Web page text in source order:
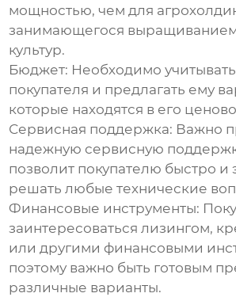
мощностью, чем для
занимающегося
культур.
Бюджет: Необходимо
покупателя и предлагать ему
которые находятся в его
Сервисная поддержка: Важно
надежную сервисную
позволит покупателю быстро и
решать любые технические
Финансовые инструменты:
заинтересоваться лизингом,
или другими финансовыми
поэтому важно быть готовым
различные варианты.